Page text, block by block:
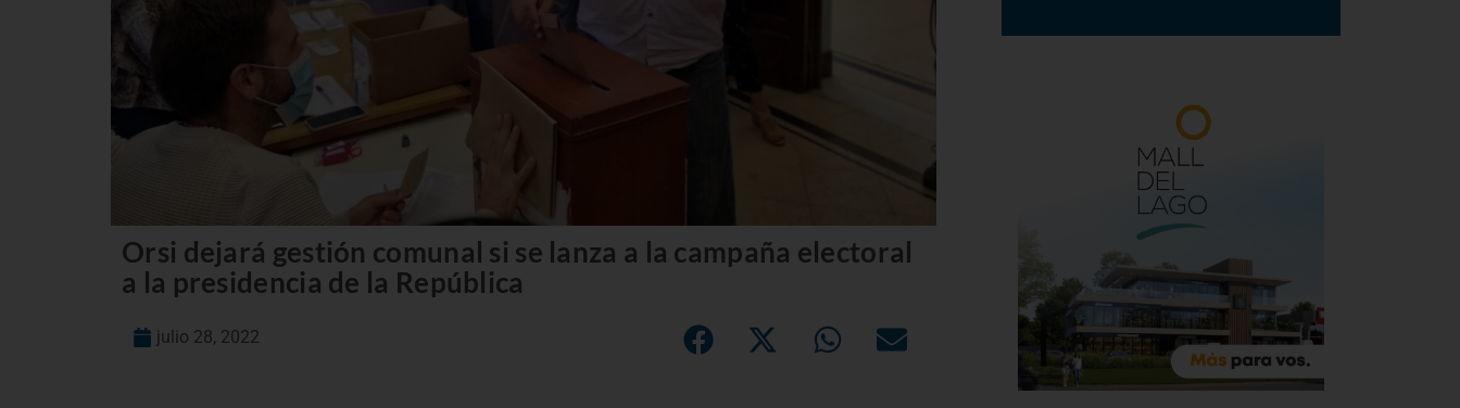
Orsi dejará gestión comunal si se lanza a la campaña electoral
a la presidencia de la República
julio 28, 2022